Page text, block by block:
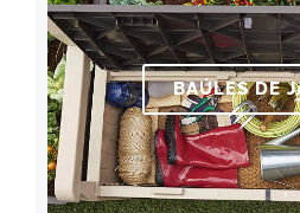
BAÚLES DE